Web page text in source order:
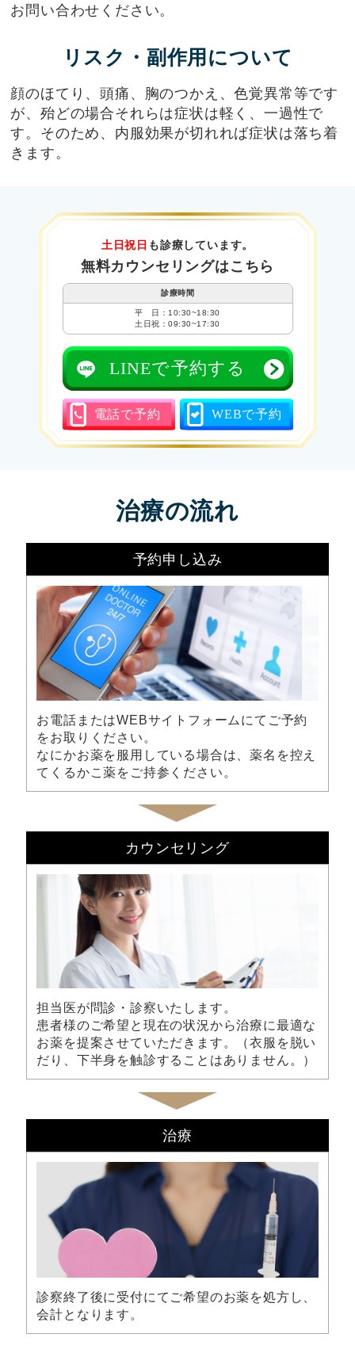
お問い合わせください。
リスク・副作用について
顔のほてり、頭痛、胸のつかえ、色覚異常等です
が、殆どの場合それらは症状は軽く、一過性で
す。そのため、内服効果が切れれば症状は落ち着
きます。
土日祝日 も診療しています。
無料カウンセリングはこちら
診療時間
平 日：10:30~18:30
土日祝：09:30~17:30
LINEで予約する
電話で予約 WEBで予約
治療の流れ
予約申し込み
お電話またはWEBサイトフォームにてご予約
をお取りください。
なにかお薬を服用している場合は、薬名を控え
てくるかこ薬をご持参ください。
カウンセリング
担当医が問診・診察いたします。
患者様のご希望と現在の状況から治療に最適な
お薬を提案させていただきます。（衣服を脱い
だり、下半身を触診することはありません。）
治療
診察終了後に受付にてご希望のお薬を処方し、
会計となります。